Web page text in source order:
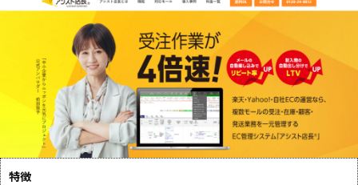
特徴